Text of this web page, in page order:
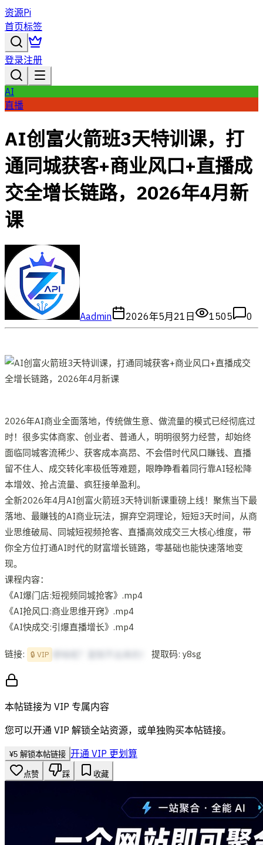
资源Pi
首页标签
登录注册
AI
直播
AI创富火箭班3天特训课，打
通同城获客+商业风口+直播成
交全增长链路，2026年4月新
课
Aadmin 2026年5月21日 1505 0
2026年AI商业全面落地，传统做生意、做流量的模式已经彻底过
时！很多实体商家、创业者、普通人，明明很努力经营，却始终
面临同城客流稀少、获客成本高昂、不会借时代风口賺钱、直播
留不住人、成交转化率极低等难题，眼睁睁看着同行靠AI轻松降
本增效、抢占流量、疯狂接单盈利。
全新2026年4月AI创富火箭班3天特训新课重磅上线！聚焦当下最
落地、最賺钱的AI商业玩法，摒弃空洞理论，短短3天时间，从商
业思维破局、同城短视频抢客、直播高效成交三大核心维度，带
你全方位打通AI时代的财富增长链路，零基础也能快速落地变
现。
课程内容：
《AI爆门店:短视频同城抢客》.mp4
《AI抢风口:商业思维开窍》.mp4
《AI快成交:引爆直播增长》.mp4
链接: 🔒 VIP 提取码: y8sg
本帖链接为 VIP 专属内容
您可以开通 VIP 解锁全站资源，或单独购买本帖链接。
¥5 解锁本帖链接 开通 VIP 更划算
点赞 踩 收藏